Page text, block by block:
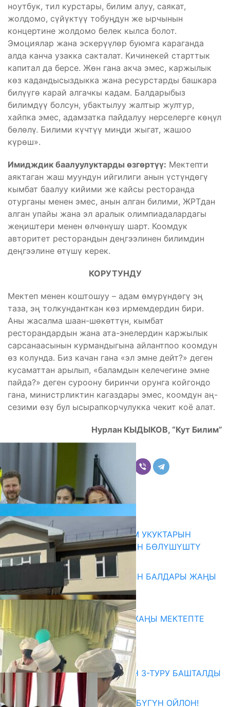
ноутбук, тил курстары, билим алуу, саякат,
жолдомо, сүйүктүү тобуңдун же ырчынын
концертине жолдомо белек кылса болот.
Эмоциялар жана эскерүүлөр буюмга караганда
алда канча узакка сакталат. Кичинекей старттык
капитал да берсе. Жөн гана акча эмес, каржылык
көз кадандысыздыкка жана ресурстарды башкара
билүүгө карай алгачкы кадам. Балдарыбыз
билимдүү болсун, убактылуу жалтыр жултур,
хайпка эмес, адамзатка пайдалуу нерселерге көңүл
бөлөлү. Билими күчтүү миңди жыгат, жашоо
күрөш».
Имидждик баалуулуктарды өзгөртүү: Мектепти
аяктаган жаш муундун ийгилиги анын үстүндөгү
кымбат баалуу кийими же кайсы ресторанда
отурганы менен эмес, анын алган билими, ЖРТдан
алган упайы жана эл аралык олимпиадалардагы
жеңиштери менен өлчөнүшү шарт. Коомдук
авторитет ресторандын деңгээлинен билимдин
деңгээлине өтүшү керек.
КОРУТУНДУ
Мектеп менен коштошуу – адам өмүрүндөгү эң
таза, эң толкунданткан көз ирмемдердин бири.
Аны жасалма шаан-шөкөттүн, кымбат
ресторандардын жана ата-энелердин каржылык
сарсанаасынын курмандыгына айлантпоо коомдун
өз колунда. Биз качан гана «эл эмне дейт?» деген
кусаматтан арылып, «баламдын келечегине эмне
пайда?» деген суроону биринчи орунга койгондо
гана, министрликтин кагаздары эмес, коомдун аң-
сезими өзү бул ысырапкорчулукка чекит коё алат.
Нурлан КЫДЫКОВ, “Кут Билим”
Бөлүшүү
Комментарийлер
Акыркы жаңылыктар
КЫРГЫЗ ЭКСПЕРТТЕРИ АДАМ УКУКТАРЫН
ОКУТУУ ТАЖРЫЙБАСЫ МЕНЕН БӨЛҮШҮШТҮ
06.08.2026
ОШ: САВАЙ-АРЫК АЙЫЛЫНЫН БАЛДАРЫ ЖАҢЫ
БАЛА БАКЧАГА БАРАТ
06.08.2026
СУЗАК: ЖАҢЫ ОКУУ ЖЫЛЫ ЖАҢЫ МЕКТЕПТЕ
БАШТАЛАТ
06.08.2026
Абитуриент
ЖОЖДОРГО КАБЫЛ АЛУУНУН 3-ТУРУ БАШТАЛДЫ
27.07.2026
ӨЗҮҢДҮН КЕЛЕЧЕГИҢ ҮЧҮН БҮГҮН ОЙЛОН!